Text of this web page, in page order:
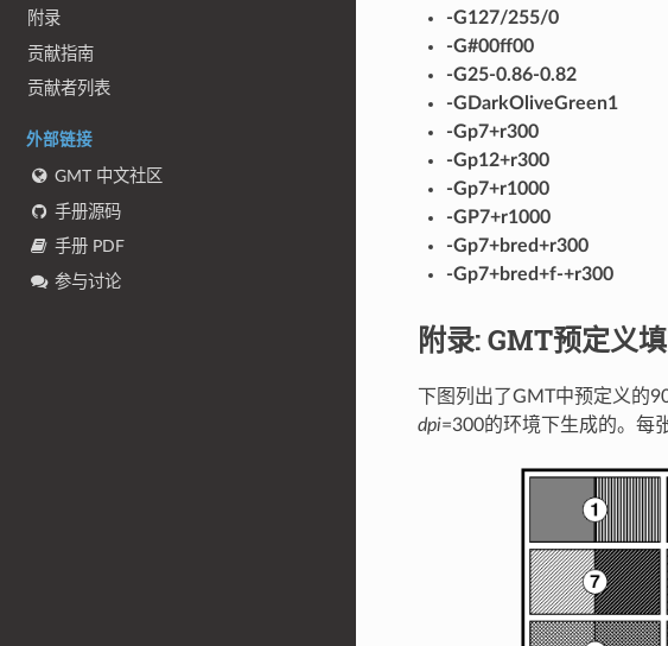
附录
贡献指南
贡献者列表
外部链接
GMT 中文社区
手册源码
手册 PDF
参与讨论
-G127/255/0
-G#00ff00
-G25-0.86-0.82
-GDarkOliveGreen1
-Gp7+r300
-Gp12+r300
-Gp7+r1000
-GP7+r1000
-Gp7+bred+r300
-Gp7+bred+f-+r300
附录: GMT预定义
下图列出了GMT中预定义的
dpi=300的环境下生成的。每